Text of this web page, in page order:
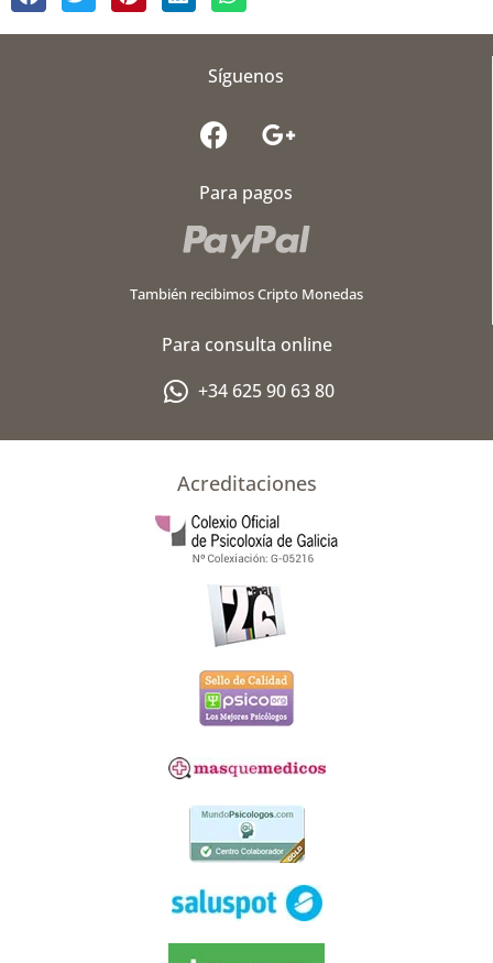
Síguenos
F
a
e
b
o
o
k
G
o
g
l
e
-
p
l
s
g
Para pagos
También recibimos Cripto Monedas
Para consulta online
+34 625 90 63 80
Acreditaciones